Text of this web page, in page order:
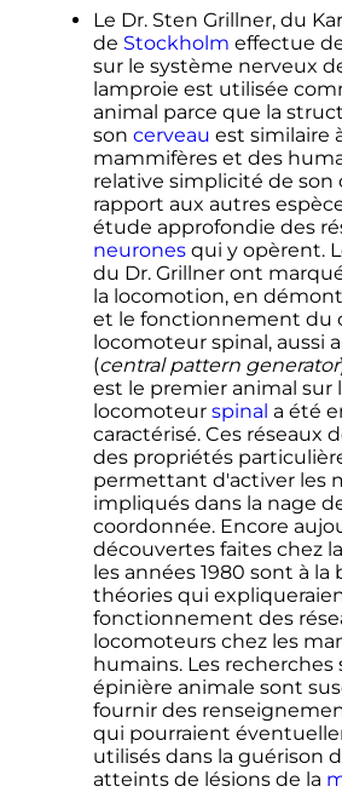
Le Dr. Sten Grillner, du
de Stockholm effectue
sur le système nerveux
lamproie est utilisée
animal parce que la
son cerveau est similaire
mammifères et des
relative simplicité de son
rapport aux autres
étude approfondie des
neuronesqui y opèrent.
du Dr. Grillner ont
la locomotion, en
et le fonctionnement du
locomoteur spinal, aussi
(central pattern generator
est le premier animal sur
locomoteur spinal a été
caractérisé. Ces réseaux
des propriétés
permettant d'activer les
impliqués dans la nage
coordonnée. Encore
découvertes faites chez
les années 1980 sont à la
théories qui
fonctionnement des
locomoteurs chez les
humains. Les recherches
épinière animale sont
fournir des
qui pourraient
utilisés dans la guérison
atteints de lésions de la